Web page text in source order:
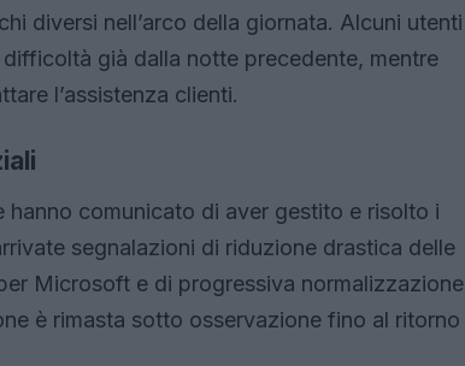
diversi nell’arco della giornata. Alcuni utenti
già dalla notte precedente, mentre
l’assistenza clienti.
comunicato di aver gestito e risolto i
segnalazioni di riduzione drastica delle
Microsoft e di progressiva normalizzazione
è rimasta sotto osservazione fino al ritorno